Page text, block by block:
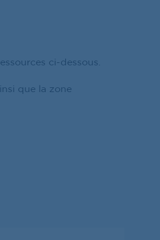
ci-dessous.
que la zone